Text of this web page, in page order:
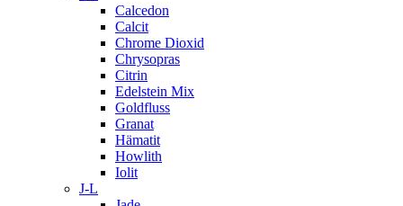
Calcedon
Calcit
Chrome Dioxid
Chrysopras
Citrin
Edelstein Mix
Goldfluss
Granat
Hämatit
Howlith
Iolit
J-L